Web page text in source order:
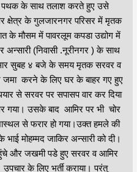
पथक के साथ तलाश करते हुए उसे
क्षेत्र के गुलजारनगर परिसर में मृतक
के मौसम में पावरलूम कपडा उद्योग में
(निवासी .नूरीनगर ) के साथ
सुबह ४ बजे के समय मृतक सरवर व
जमा करने के लिए घर के बाहर गए हुए
से सरवर पर सपासप वार कर दिया
गया। उसके बाद आमिर पर भी चोर
से फरार हो गया।उक्त हमले की
मोहम्मद जाकिर अन्सारी को दी।
और जखमी पडे हुए सरवर व आमिर
के लिए भर्ती कराया। परंतु